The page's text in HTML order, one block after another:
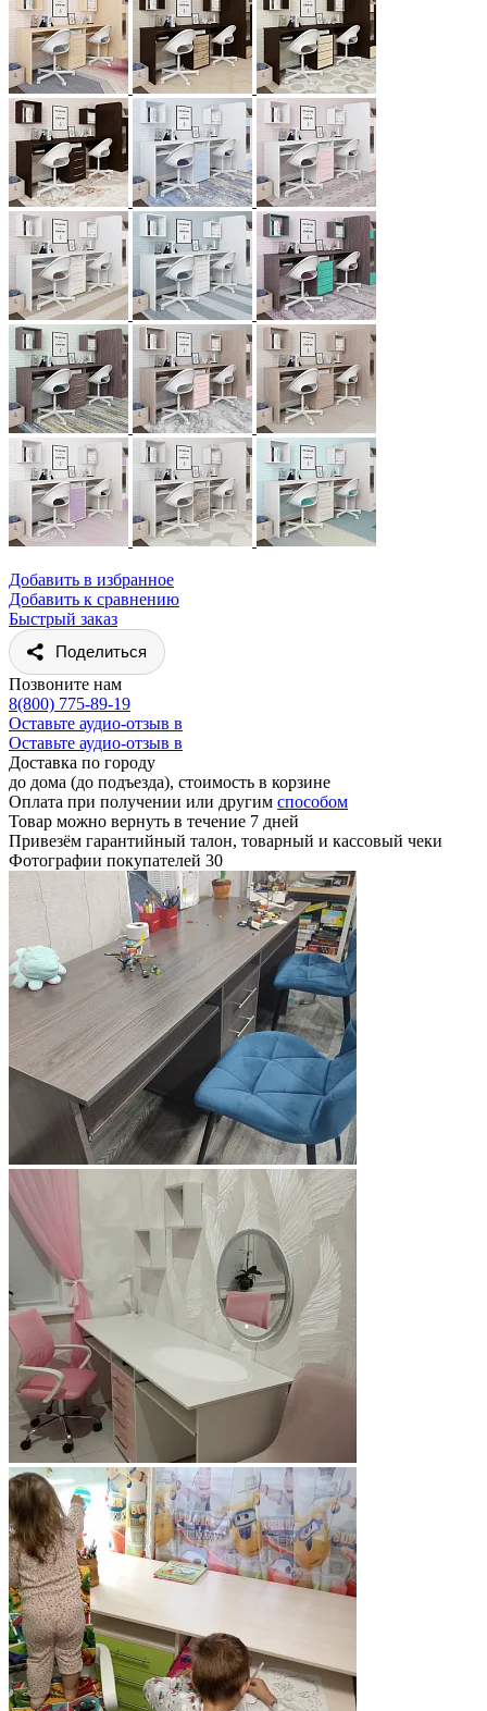
Добавить в избранное
Добавить к сравнению
Быстрый заказ
Поделиться
Позвоните нам
8(800) 775-89-19
Оставьте аудио-отзыв в
Оставьте аудио-отзыв в
Доставка по городу
до дома (до подъезда), стоимость в корзине
Оплата при получении или другим способом
Товар можно вернуть в течение 7 дней
Привезём гарантийный талон, товарный и кассовый чеки
Фотографии покупателей 30